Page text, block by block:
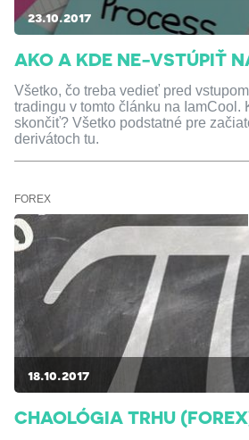
23.10.2017
AKO A KDE NE-VSTÚPIŤ
Všetko, čo treba vedieť pred
tradingu v tomto článku na IamCool.
skončiť? Všetko podstatné pre
derivátoch tu.
FOREX
18.10.2017
CHAOLÓGIA TRHU